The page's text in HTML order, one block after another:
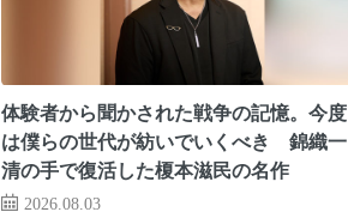
体験者から聞かされた戦争の記憶。今度
は僕らの世代が紡いでいくべき 錦織一
清の手で復活した榎本滋民の名作
2026.08.03